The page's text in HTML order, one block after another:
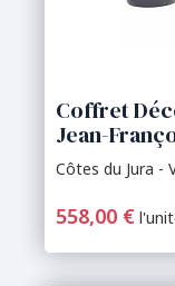
Coffret
Jean-
Côtes du Jura -
558,00 €